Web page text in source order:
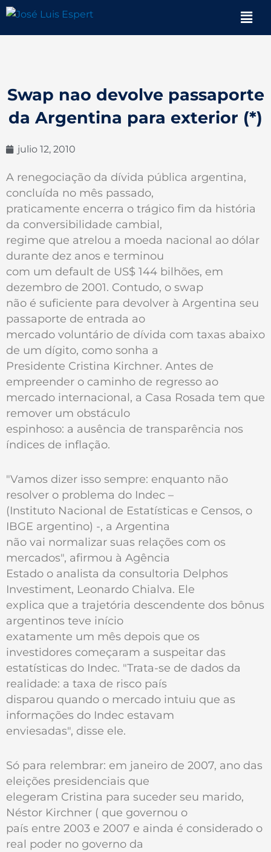
contenido
Swap nao devolve passaporte
da Argentina para exterior (*)
julio 12, 2010
A renegociação da dívida pública argentina,
concluída no mês passado,
praticamente encerra o trágico fim da história
da conversibilidade cambial,
regime que atrelou a moeda nacional ao dólar
durante dez anos e terminou
com um default de US$ 144 bilhões, em
dezembro de 2001. Contudo, o swap
não é suficiente para devolver à Argentina seu
passaporte de entrada ao
mercado voluntário de dívida com taxas abaixo
de um dígito, como sonha a
Presidente Cristina Kirchner. Antes de
empreender o caminho de regresso ao
mercado internacional, a Casa Rosada tem que
remover um obstáculo
espinhoso: a ausência de transparência nos
índices de inflação.
"Vamos dizer isso sempre: enquanto não
resolver o problema do Indec –
(Instituto Nacional de Estatísticas e Censos, o
IBGE argentino) -, a Argentina
não vai normalizar suas relações com os
mercados", afirmou à Agência
Estado o analista da consultoria Delphos
Investiment, Leonardo Chialva. Ele
explica que a trajetória descendente dos bônus
argentinos teve início
exatamente um mês depois que os
investidores começaram a suspeitar das
estatísticas do Indec. "Trata-se de dados da
realidade: a taxa de risco país
disparou quando o mercado intuiu que as
informações do Indec estavam
enviesadas", disse ele.
Só para relembrar: em janeiro de 2007, ano das
eleições presidenciais que
elegeram Cristina para suceder seu marido,
Néstor Kirchner ( que governou o
país entre 2003 e 2007 e ainda é considerado o
real poder no governo da